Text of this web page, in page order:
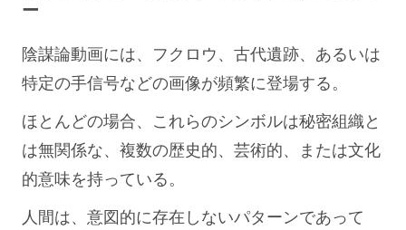
ー
陰謀論動画には、フクロウ、古代遺跡、あるいは
特定の手信号などの画像が頻繁に登場する。
ほとんどの場合、これらのシンボルは秘密組織と
は無関係な、複数の歴史的、芸術的、または文化
的意味を持っている。
人間は、意図的に存在しないパターンであって